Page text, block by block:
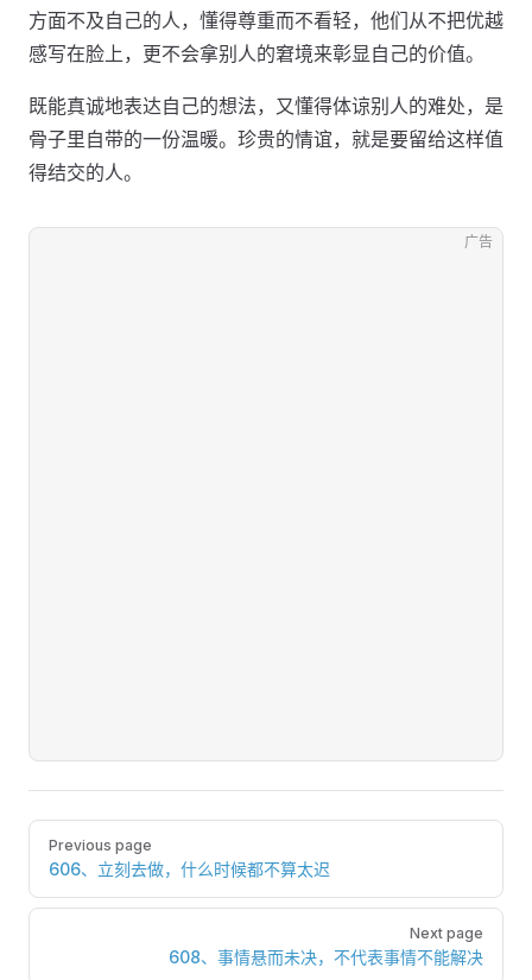
方面不及自己的人，懂得尊重而不看轻，他们从不把优越
感写在脸上，更不会拿别人的窘境来彰显自己的价值。
既能真诚地表达自己的想法，又懂得体谅别人的难处，是
骨子里自带的一份温暖。珍贵的情谊，就是要留给这样值
得结交的人。
广告
Pager
Previous page
606、立刻去做，什么时候都不算太迟
Next page
608、事情悬而未决，不代表事情不能解决